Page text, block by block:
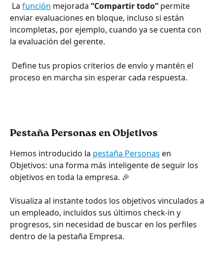
La función mejorada “Compartir todo” permite
enviar evaluaciones en bloque, incluso si están
incompletas, por ejemplo, cuando ya se cuenta con
la evaluación del gerente.
proceso en marcha sin esperar cada respuesta.
Pestaña Personas en Objetivos
Hemos introducido la pestaña Personas en
Objetivos: una forma más inteligente de seguir los
objetivos en toda la empresa. 🎉
Visualiza al instante todos los objetivos vinculados a
un empleado, incluidos sus últimos check-in y
progresos, sin necesidad de buscar en los perfiles
dentro de la pestaña Empresa.